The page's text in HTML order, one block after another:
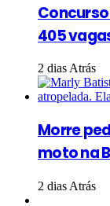
405
2 dias Atrás
Morre
moto na
2 dias Atrás